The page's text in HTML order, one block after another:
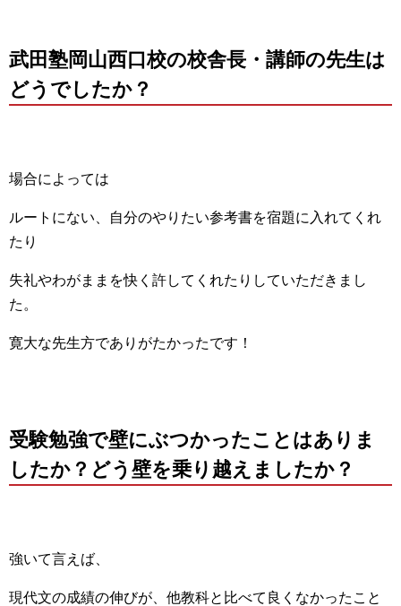
武田塾岡山西口校の校舎長・講師の先生は
どうでしたか？
場合によっては
ルートにない、自分のやりたい参考書を宿題に入れてくれ
たり
失礼やわがままを快く許してくれたりしていただきまし
た。
寛大な先生方でありがたかったです！
受験勉強で壁にぶつかったことはありま
したか？どう壁を乗り越えましたか？
強いて言えば、
現代文の成績の伸びが、他教科と比べて良くなかったこと